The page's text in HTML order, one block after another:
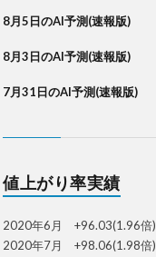
8月5日のAI予測(速報版)
8月3日のAI予測(速報版)
7月31日のAI予測(速報版)
値上がり率実績
2020年6月 +96.03(1.96倍)
2020年7月 +98.06(1.98倍)